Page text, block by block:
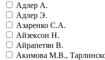
Адлер А.
Адлер Э.
Азаренко С.А.
Айзексон Н.
Айрапетян В.
Акимова М.В.,